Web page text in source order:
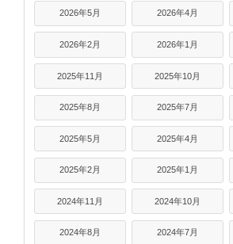
2026年5月 2026年4月
2026年2月 2026年1月
2025年11月 2025年10月
2025年8月 2025年7月
2025年5月 2025年4月
2025年2月 2025年1月
2024年11月 2024年10月
2024年8月 2024年7月